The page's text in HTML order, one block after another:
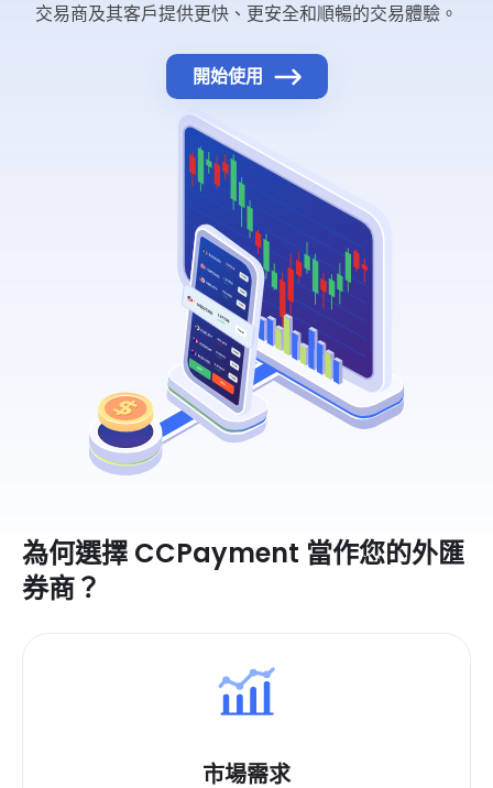
交易商及其客戶提供更快、更安全和順暢的交易體驗。
開始使用
為何選擇 CCPayment 當作您的外匯
券商？
市場需求